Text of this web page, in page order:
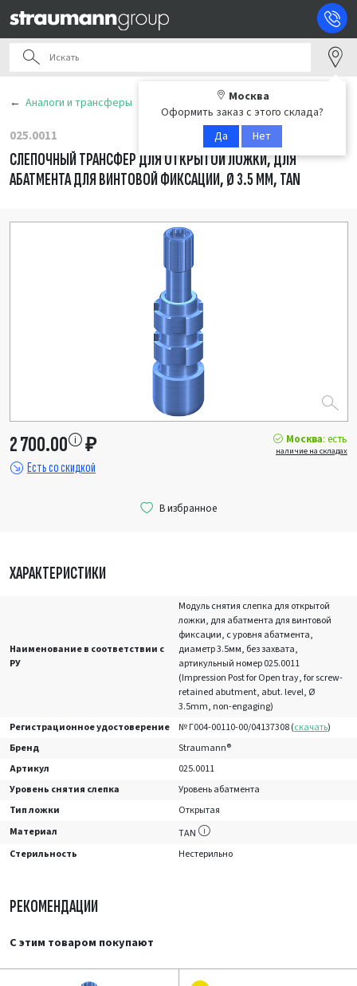
Москва
Оформить заказ с этого склада?
Да
Нет
Аналоги и трансферы
025.0011
СЛЕПОЧНЫЙ ТРАНСФЕР ДЛЯ ОТКРЫТОЙ ЛОЖКИ, ДЛЯ
АБАТМЕНТА ДЛЯ ВИНТОВОЙ ФИКСАЦИИ, Ø 3.5 ММ, TAN
ХАРАКТЕРИСТИКИ
Наименование в соответствии с
РУ
Модуль снятия слепка для открытой
ложки, для абатмента для винтовой
фиксации, с уровня абатмента,
диаметр 3.5мм, без захвата,
артикульный номер 025.0011
(Impression Post for Open tray, for screw-
retained abutment, abut. level, Ø
3.5mm, non-engaging)
Регистрационное удостоверение
№ Г004-00110-00/04137308 (скачать)
Бренд
Straumann®
Артикул
025.0011
Уровень снятия слепка
Уровень абатмента
Тип ложки
Открытая
Материал
TAN
Стерильность
Нестерильно
2 700.00 ₽ Москва: есть
наличие на складах
Есть со скидкой
РЕКОМЕНДАЦИИ
С этим товаром покупают